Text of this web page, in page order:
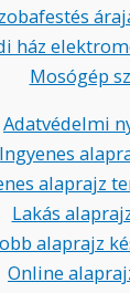
ház
Mosógép
Adatvédelmi
Ingyenes
alaprajz
Lakás
alaprajz
Online